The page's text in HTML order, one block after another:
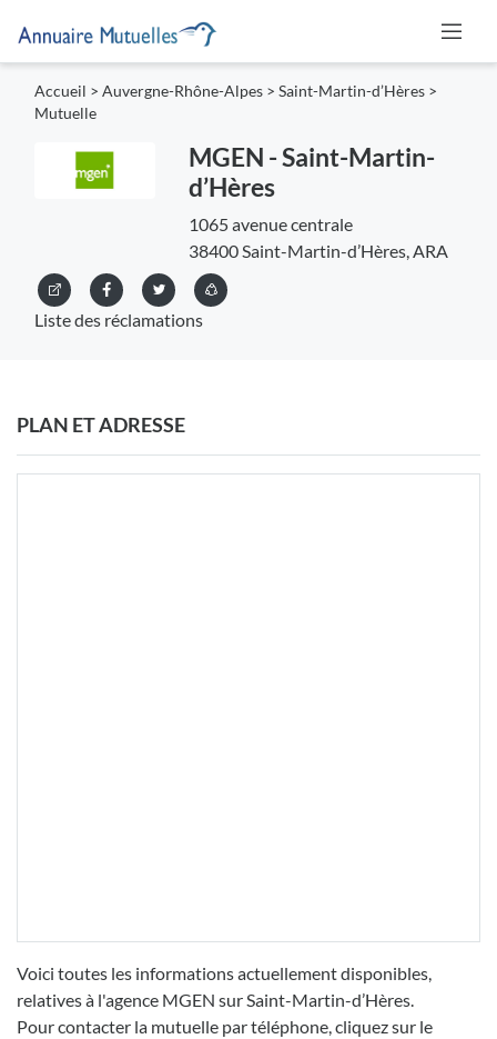
Accueil > Auvergne-Rhône-Alpes > Saint-Martin-d’Hères >
Mutuelle
MGEN - Saint-Martin-
d’Hères
1065 avenue centrale
38400 Saint-Martin-d’Hères, ARA
Liste des réclamations
PLAN ET ADRESSE
Voici toutes les informations actuellement disponibles,
relatives à l'agence MGEN sur Saint-Martin-d’Hères.
Pour contacter la mutuelle par téléphone, cliquez sur le